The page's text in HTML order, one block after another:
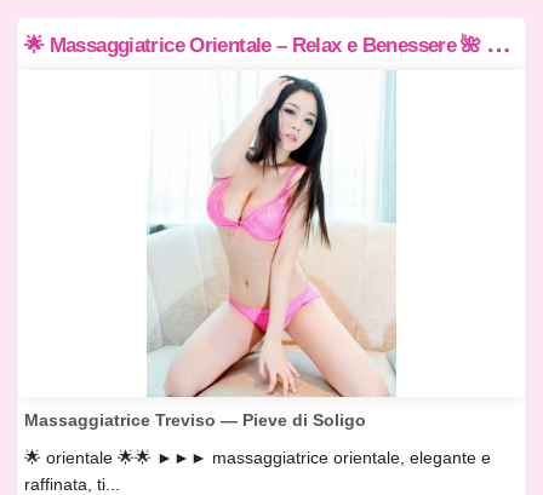

 Massaggiatrice Orientale – Relax e Benessere 🌺 Trattamenti per il Benessere del Corpo 🌺
Massaggiatrice Treviso — Pieve di Soligo
🌟 orientale 🌟🌟 ►►► massaggiatrice orientale, elegante e
raffinata, ti...